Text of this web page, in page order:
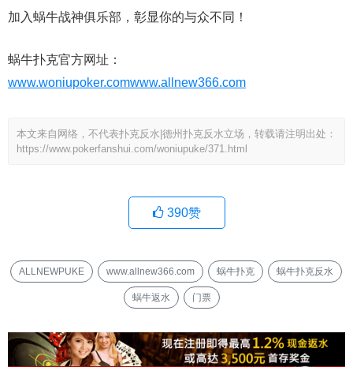
加入蜗牛战神俱乐部，彰显你的与众不同！
蜗牛扑克官方网址：
www.woniupoker.comwww.allnew366.com
本文来自网络，不代表扑克反水|德州扑克反水立场，转载请注明出处：
https://www.pokerfanshui.com/woniupuke/371.html
390赞
ALLNEWPUKE www.allnew366.com 蜗牛扑克 蜗牛扑克反水
蜗牛返水 门票